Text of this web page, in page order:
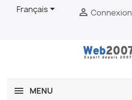
Français  Connexion
MENU